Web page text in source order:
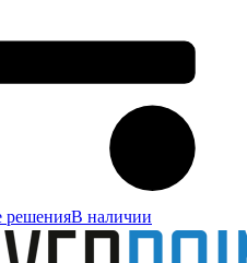
решенияВ наличии